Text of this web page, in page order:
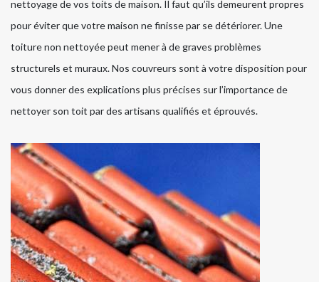
nettoyage de vos toits de maison. Il faut qu’ils demeurent propres
pour éviter que votre maison ne finisse par se détériorer. Une
toiture non nettoyée peut mener à de graves problèmes
structurels et muraux. Nos couvreurs sont à votre disposition pour
vous donner des explications plus précises sur l’importance de
nettoyer son toit par des artisans qualifiés et éprouvés.